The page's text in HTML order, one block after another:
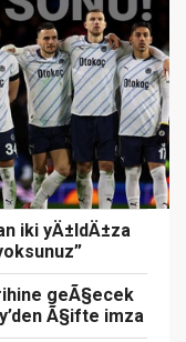
iki yÄ±ldÄ±za
geÃ§ecek
Ã§ifte imza